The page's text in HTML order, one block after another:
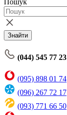
Пошук
Знайти
(044) 545 77 23
(095) 898 01 74
(096) 267 72 17
(093) 771 66 50